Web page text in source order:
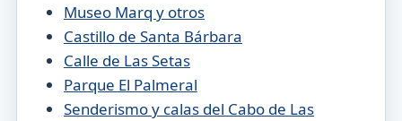
Museo Marq y otros
Castillo de Santa Bárbara
Calle de Las Setas
Parque El Palmeral
Senderismo y calas del Cabo de Las